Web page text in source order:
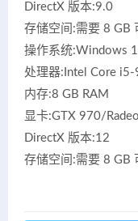
DirectX 版本:9.0
存储空间:需要 8 GB
操作系统:Windows
处理器:Intel Core
内存:8 GB RAM
显卡:GTX 970/
DirectX 版本:12
存储空间:需要 8 GB